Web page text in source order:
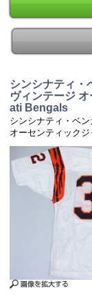
シンシナティ・
ヴィンテージ
ati Bengals
シンシナティ・ベ
オーセンティック